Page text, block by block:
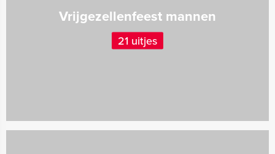
Vrijgezellenfeest mannen
21 uitjes